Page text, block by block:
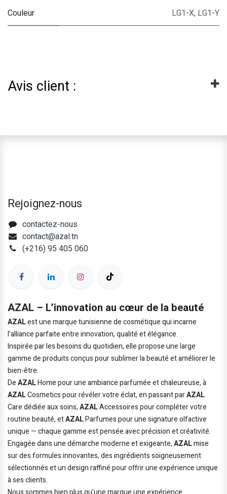
Couleur LG1-X, LG1-Y
Avis client :
Rejoignez-nous
contactez-nous
contact@azal.tn
(+216) 95 405 060
AZAL – L’innovation au cœur de la beauté
AZALest une marque tunisienne de cosmétique qui incarne
l’alliance parfaite entre innovation, qualité et élégance.
Inspirée par les besoins du quotidien, elle propose une large
gamme de produits conçus pour sublimer la beauté et améliorer le
bien-être.
DeAZALHome pour une ambiance parfumée et chaleureuse, à
AZALCosmetics pour révéler votre éclat, en passant parAZAL
Care dédiée aux soins,AZALAccessoires pour compléter votre
routine beauté, etAZALParfumes pour une signature olfactive
unique — chaque gamme est pensée avec précision et créativité.
Engagée dans une démarche moderne et exigeante,AZALmise
sur des formules innovantes, des ingrédients soigneusement
sélectionnés et un design raffiné pour offrir une expérience unique
à ses clients.